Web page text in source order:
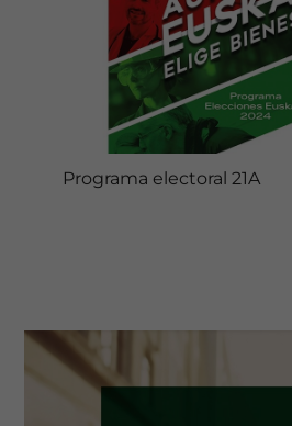
Programa electoral 21A